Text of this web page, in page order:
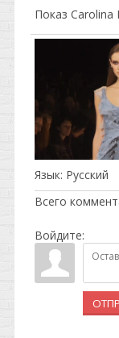
Показ
Язык: Русский
Всего
Войдите: